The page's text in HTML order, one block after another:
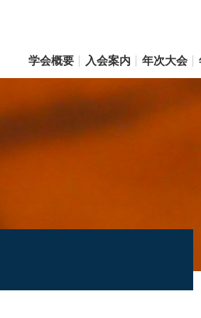
学会概要 入会案内 年次大会